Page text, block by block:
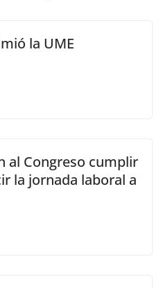
la UME
al Congreso cumplir
la jornada laboral a